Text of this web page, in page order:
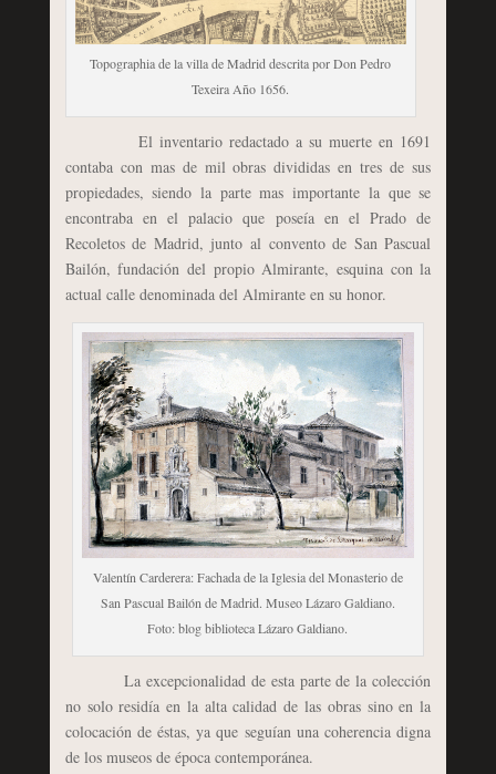
Topographia de la villa de Madrid descrita por Don Pedro
Texeira Año 1656.
El inventario redactado a su muerte en 1691
contaba con mas de mil obras divididas en tres de sus
propiedades, siendo la parte mas importante la que se
encontraba en el palacio que poseía en el Prado de
Recoletos de Madrid, junto al convento de San Pascual
Bailón, fundación del propio Almirante, esquina con la
actual calle denominada del Almirante en su honor.
Valentín Carderera: Fachada de la Iglesia del Monasterio de
San Pascual Bailón de Madrid. Museo Lázaro Galdiano.
Foto: blog biblioteca Lázaro Galdiano.
La excepcionalidad de esta parte de la colección
no solo residía en la alta calidad de las obras sino en la
colocación de éstas, ya que seguían una coherencia digna
de los museos de época contemporánea.